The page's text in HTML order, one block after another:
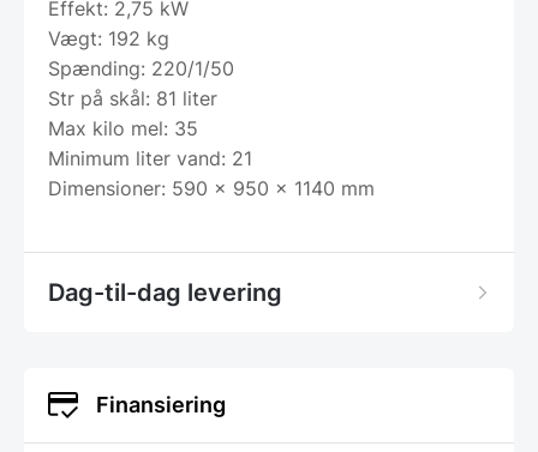
Effekt: 2,75 kW
Vægt: 192 kg
Spænding: 220/1/50
Str på skål: 81 liter
Max kilo mel: 35
Minimum liter vand: 21
Dimensioner: 590 x 950 x 1140 mm
Dag-til-dag levering
Finansiering